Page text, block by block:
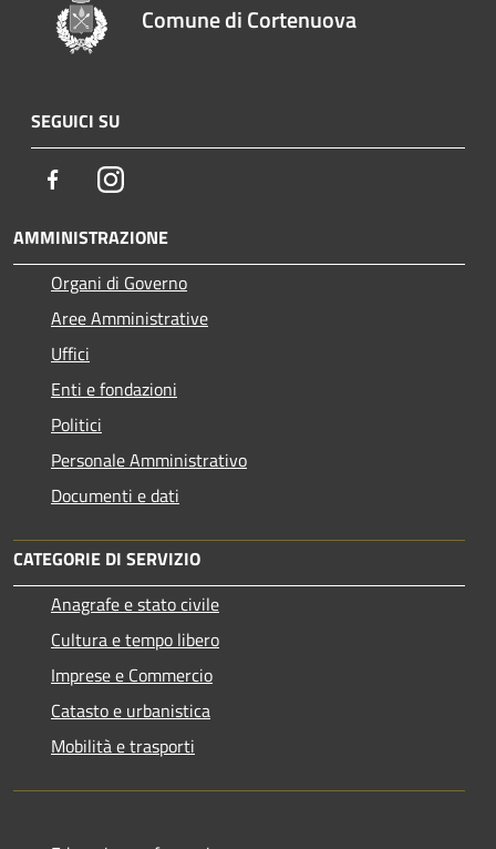
Comune di Cortenuova
SEGUICI SU
FacebookInstagram
AMMINISTRAZIONE
Organi di Governo
Aree Amministrative
Uffici
Enti e fondazioni
Politici
Personale Amministrativo
Documenti e dati
CATEGORIE DI SERVIZIO
Anagrafe e stato civile
Cultura e tempo libero
Imprese e Commercio
Catasto e urbanistica
Mobilità e trasporti